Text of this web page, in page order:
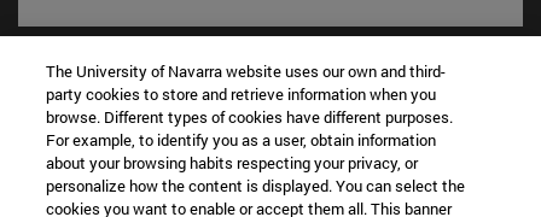
Biblioteca(abre en nueva ventana)
Mi correo(abre en nueva ventana)
Aula virtual ADI(abre en nueva ventana)
Búsqueda de personas(abre en nueva ventana)
Trabaja con nosotros(abre en nueva ventana)
The University of Navarra website uses our own and third-
party cookies to store and retrieve information when you
browse. Different types of cookies have different purposes.
For example, to identify you as a user, obtain information
about your browsing habits respecting your privacy, or
personalize how the content is displayed. You can select the
cookies you want to enable or accept them all. This banner